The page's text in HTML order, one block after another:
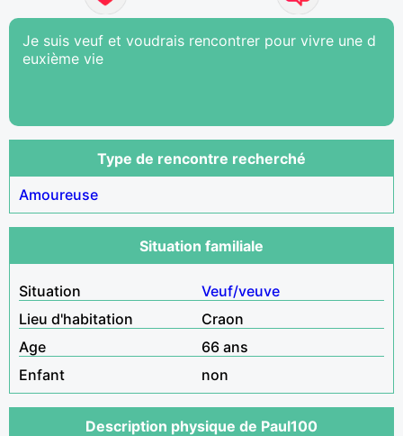
Je suis veuf et voudrais rencontrer pour vivre une d
euxième vie
Type de rencontre recherché
Amoureuse
Situation familiale
Situation
Veuf/veuve
Lieu d'habitation
Craon
Age
66 ans
Enfant
non
Description physique de Paul100